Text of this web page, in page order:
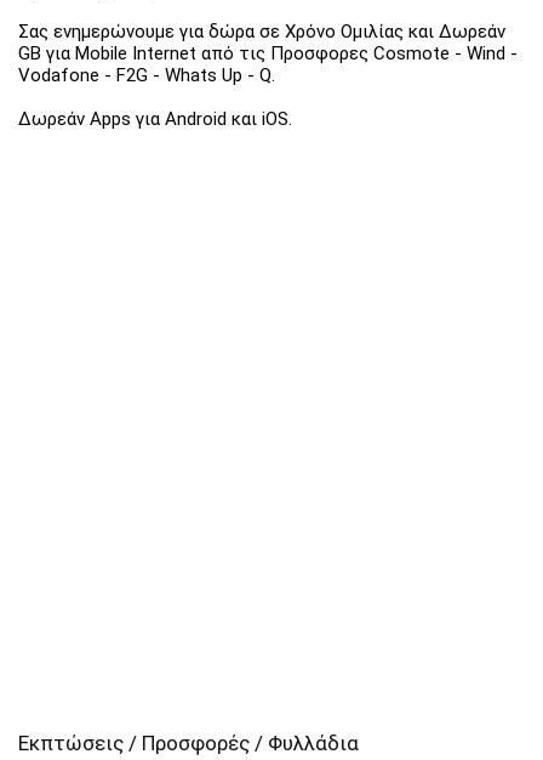
Σας ενημερώνουμε για δώρα σε Χρόνο Ομιλίας και Δωρεάν
GB για Mobile Internet από τις Προσφορες Cosmote - Wind -
Vodafone - F2G - Whats Up - Q.
Δωρεάν Apps για Android και iOS.
Εκπτώσεις / Προσφορές / Φυλλάδια